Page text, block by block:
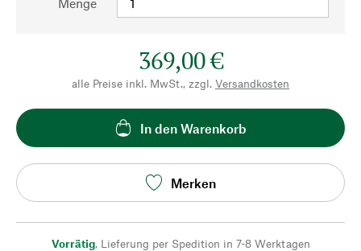
369,00 €
alle Preise inkl. MwSt., zzgl. Versandkosten
In den Warenkorb
Merken
Vorrätig, Lieferung per Spedition in 7-8 Werktagen